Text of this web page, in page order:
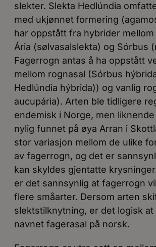
slekter. Slekta Hedlúndia
med ukjønnet formering
har oppstått fra hybrider
Ária (sølvasalslekta) og Sórbus
Fagerrogn antas å ha oppstått
mellom rognasal (Sórbus
Hedlúndia hýbrida)) og vanlig
aucupária). Arten ble tidligere
endemisk i Norge, men
nylig funnet på øya Arran i
stor variasjon mellom de ulike
av fagerrogn, og det er
kan skyldes gjentatte
er det sannsynlig at fagerrogn
flere småarter. Dersom arten
slektstilknytning, er det logisk
navnet fagerasal på norsk.